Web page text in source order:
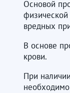
Основой
физической
вредных
В основе
крови.
При